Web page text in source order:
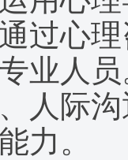
过心
业人
人际
力。